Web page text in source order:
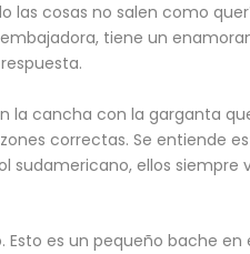
las cosas no salen como
tiene un
la cancha con la garganta
correctas. Se entiende
sudamericano, ellos siempre
es un pequeño bache